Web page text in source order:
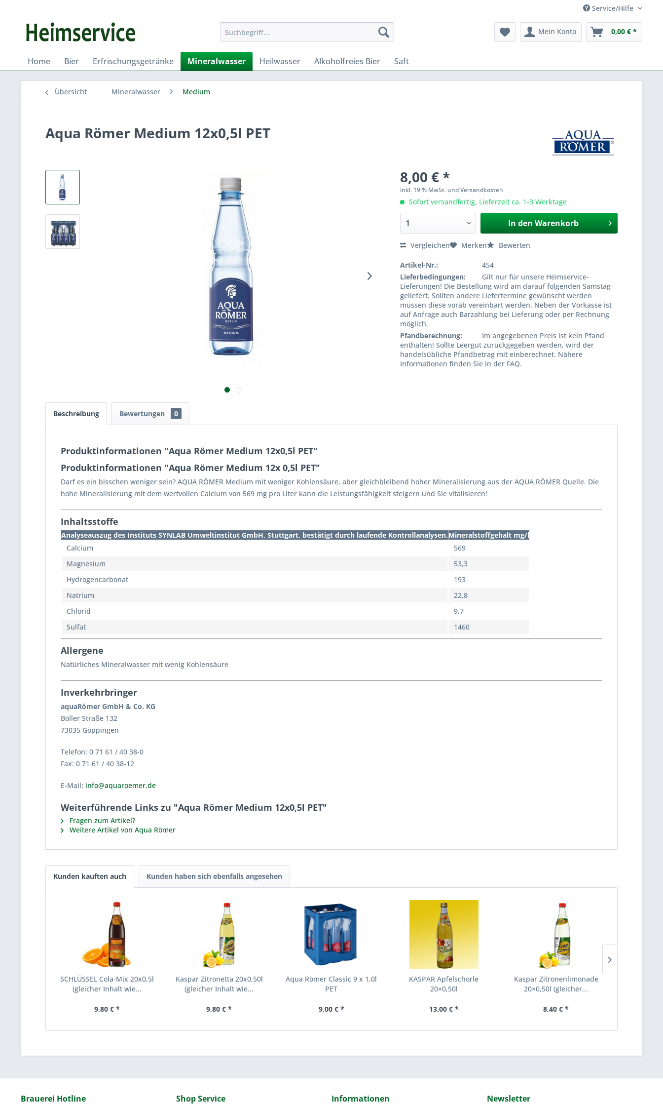
Service/Hilfe
Mein Konto 0,00 € *
Home Bier Erfrischungsgetränke Mineralwasser Heilwasser Alkoholfreies Bier Saft
Übersicht Mineralwasser Medium
Aqua Römer Medium 12x0,5l PET
8,00 € *
inkl. 19 % MwSt. und Versandkosten
Sofort versandfertig, Lieferzeit ca. 1-3 Werktage
In den Warenkorb
Vergleichen Merken Bewerten
Artikel-Nr.:
454
Lieferbedingungen:
Gilt nur für unsere Heimservice-
Lieferungen! Die Bestellung wird am darauf folgenden Samstag
geliefert. Sollten andere Liefertermine gewünscht werden
müssen diese vorab vereinbart werden. Neben der Vorkasse ist
auf Anfrage auch Barzahlung bei Lieferung oder per Rechnung
möglich.
Pfandberechnung:
Im angegebenen Preis ist kein Pfand
enthalten! Sollte Leergut zurückgegeben werden, wird der
handelsübliche Pfandbetrag mit einberechnet. Nähere
Informationen finden Sie in der FAQ.
Beschreibung Bewertungen 0
Produktinformationen "Aqua Römer Medium 12x0,5l PET"
Produktinformationen "Aqua Römer Medium 12x 0,5l PET"
Darf es ein bisschen weniger sein? AQUA RÖMER Medium mit weniger Kohlensäure, aber gleichbleibend hoher Mineralisierung aus der AQUA RÖMER Quelle. Die
hohe Mineralisierung mit dem wertvollen Calcium von 569 mg pro Liter kann die Leistungsfähigkeit steigern und Sie vitalisieren!
Inhaltsstoffe
Analyseauszug des Instituts SYNLAB Umweltinstitut GmbH, Stuttgart, bestätigt durch laufende Kontrollanalysen.Mineralstoffgehalt mg/l
Calcium
569
Magnesium
53,3
Hydrogencarbonat
193
Natrium
22,8
Chlorid
9,7
Sulfat
1460
Allergene
Natürliches Mineralwasser mit wenig Kohlensäure
Inverkehrbringer
aquaRömer GmbH & Co. KG
Boller Straße 132
73035 Göppingen
Telefon: 0 71 61 / 40 38-0
Fax: 0 71 61 / 40 38-12
E-Mail: info@aquaroemer.de
Weiterführende Links zu "Aqua Römer Medium 12x0,5l PET"
Fragen zum Artikel?
Weitere Artikel von Aqua Römer
Kunden kauften auch Kunden haben sich ebenfalls angesehen
SCHLÜSSEL Cola-Mix 20x0,5l
(gleicher Inhalt wie...
9,80 € *
Kaspar Zitronetta 20x0,50l
(gleicher Inhalt wie...
9,80 € *
Aqua Römer Classic 9 x 1,0l
PET
9,00 € *
KASPAR Apfelschorle
20×0,50l
13,00 € *
Kaspar Zitronenlimonade
20×0,50l (gleicher...
8,40 € *
Brauerei Hotline Shop Service Informationen Newsletter